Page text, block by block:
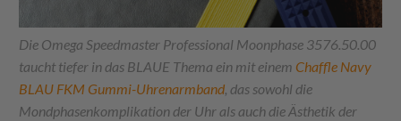
Die Omega Speedmaster Professional Moonphase 3576.50.00
taucht tiefer in das BLAUE Thema ein mit einem Chaffle Navy
BLAU FKM Gummi-Uhrenarmband, das sowohl die
Mondphasenkomplikation der Uhr als auch die Ästhetik der